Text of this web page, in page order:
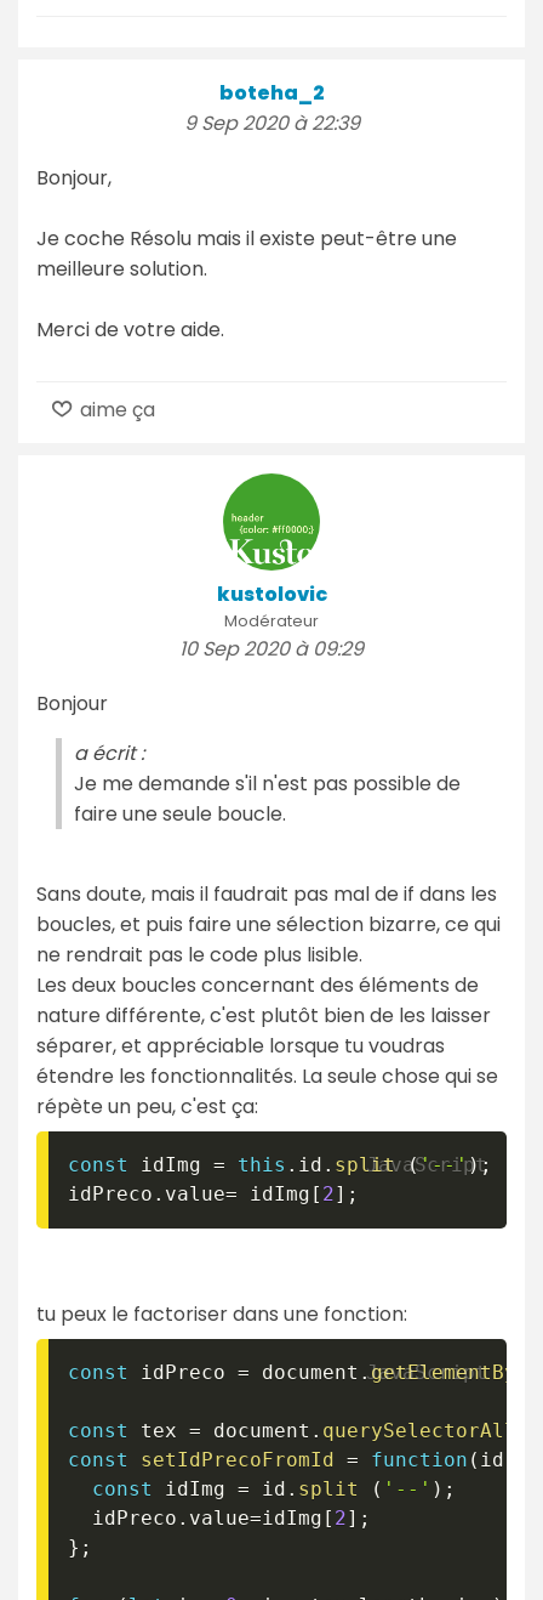
boteha_2
9 Sep 2020 à 22:39
Bonjour,
Je coche Résolu mais il existe peut-être une
meilleure solution.
Merci de votre aide.
aime ça
kustolovic
Modérateur
10 Sep 2020 à 09:29
Bonjour
a écrit :
Je me demande s'il n'est pas possible de
faire une seule boucle.
Sans doute, mais il faudrait pas mal de if dans les
boucles, et puis faire une sélection bizarre, ce qui
ne rendrait pas le code plus lisible.
Les deux boucles concernant des éléments de
nature différente, c'est plutôt bien de les laisser
séparer, et appréciable lorsque tu voudras
étendre les fonctionnalités. La seule chose qui se
répète un peu, c'est ça:
const idImg = this . id . split ('--');
idPreco . value= idImg [ 2] ;
tu peux le factoriser dans une fonction:
const idPreco = document .getElementById
const tex = document . querySelectorAll
const
setIdPrecoFromId = function ( id
const
idImg = id . split ( '--' ) ;
  idPreco
. value=idImg [ 2] ;
} ;